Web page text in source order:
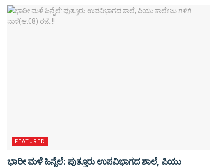
FEATURED
ಭಾರೀ ಮಳೆ ಹಿನ್ನೆಲೆ: ಪುತ್ತೂರು ಉಪವಿಭಾಗದ ಶಾಲೆ, ಪಿಯು